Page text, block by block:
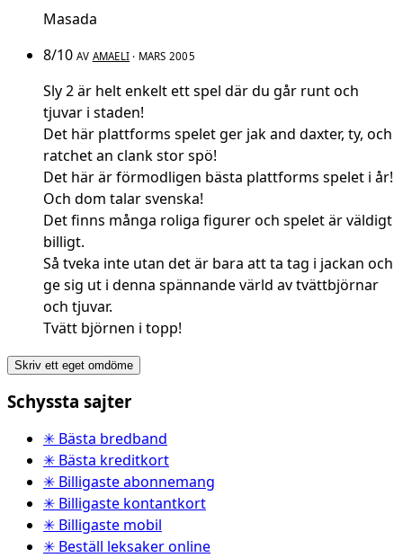
Masada
8/10 AV AMAELI · MARS 2005
Sly 2 är helt enkelt ett spel där du går runt och
tjuvar i staden!
Det här plattforms spelet ger jak and daxter, ty, och
ratchet an clank stor spö!
Det här är förmodligen bästa plattforms spelet i år!
Och dom talar svenska!
Det finns många roliga figurer och spelet är väldigt
billigt.
Så tveka inte utan det är bara att ta tag i jackan och
ge sig ut i denna spännande värld av tvättbjörnar
och tjuvar.
Tvätt björnen i topp!
Skriv ett eget omdöme
Schyssta sajter
✳ Bästa bredband
✳ Bästa kreditkort
✳ Billigaste abonnemang
✳ Billigaste kontantkort
✳ Billigaste mobil
✳ Beställ leksaker online